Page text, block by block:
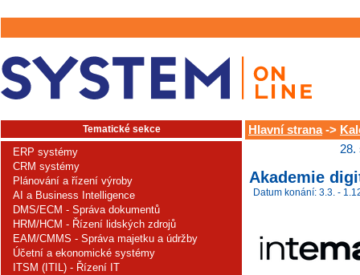
Tematické sekce
ERP systémy
CRM systémy
Plánování a řízení výroby
AI a Business Intelligence
DMS/ECM - Správa dokumentů
HRM/HCM - Řízení lidských zdrojů
EAM/CMMS - Správa majetku a údržby
Účetní a ekonomické systémy
ITSM (ITIL) - Řízení IT
Hlavní strana->
28.
Akademie
Datum konání: 3.3. -